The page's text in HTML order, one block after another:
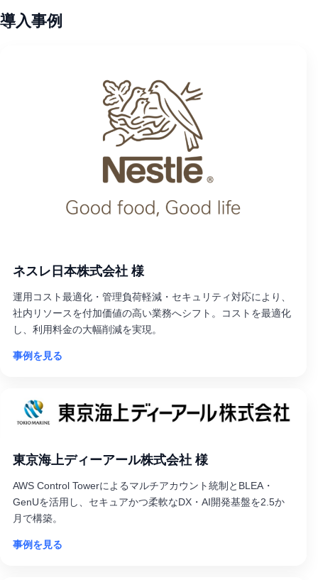
導入事例
ネスレ日本株式会社 様
運用コスト最適化・管理負荷軽減・セキュリティ対応により、
社内リソースを付加価値の高い業務へシフト。コストを最適化
し、利用料金の大幅削減を実現。
事例を見る
東京海上ディーアール株式会社 様
AWS Control Towerによるマルチアカウント統制とBLEA・
GenUを活用し、セキュアかつ柔軟なDX・AI開発基盤を2.5か
月で構築。
事例を見る